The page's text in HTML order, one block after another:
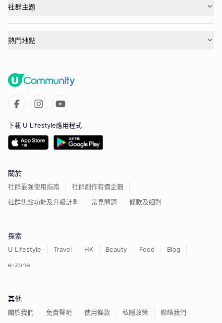
社群主題
熱門地點
下載 U Lifestyle應用程式
關於
社群最強使用指南
社群創作有價企劃
社群焦點功能及升級計劃
常見問題 條款及細則
探索
U Lifestyle Travel HK Beauty Food
Blog
e-zone
其他
關於我們 免責聲明 使用條款 私隱政策 聯絡我們